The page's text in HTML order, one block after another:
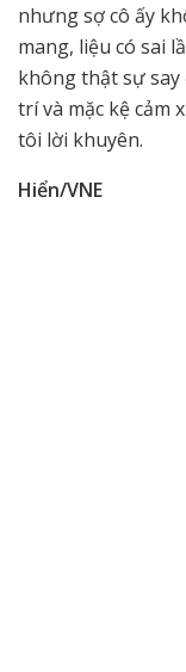
nhưng sợ cô ấy
mang, liệu có sai
không thật sự say
trí và mặc kệ cảm
tôi lời khuyên.
Hiển/VNE